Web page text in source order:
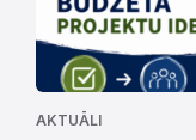
AKTUĀLI